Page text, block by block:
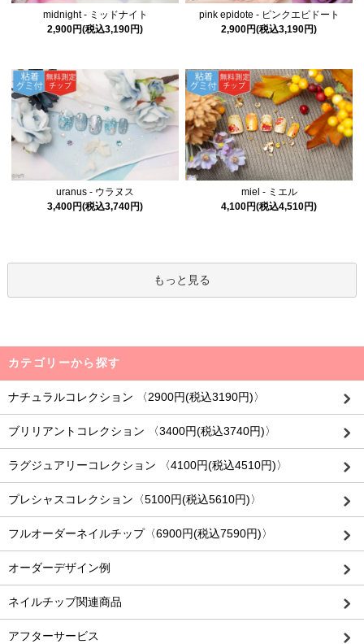
midnight - ミッドナイト
2,900円(税込3,190円)
pink epidote - ピンクエピドート
2,900円(税込3,190円)
uranus - ウラヌス
3,400円(税込3,740円)
miel - ミエル
4,100円(税込4,510円)
もっと見る
カテゴリーから探す
ナチュラルコレクション 〈2900円(税込3190円)〉
ブリリアントコレクション 〈3400円(税込3740円)〉
ラグジュアリーコレクション 〈4100円(税込4510円)〉
プレシャスコレクション〈5100円(税込5610円)〉
フルオーダーネイルチップ〈6900円(税込7590円)〉
オーダーデザイン例
ネイルチップ関連商品
アフターサービス